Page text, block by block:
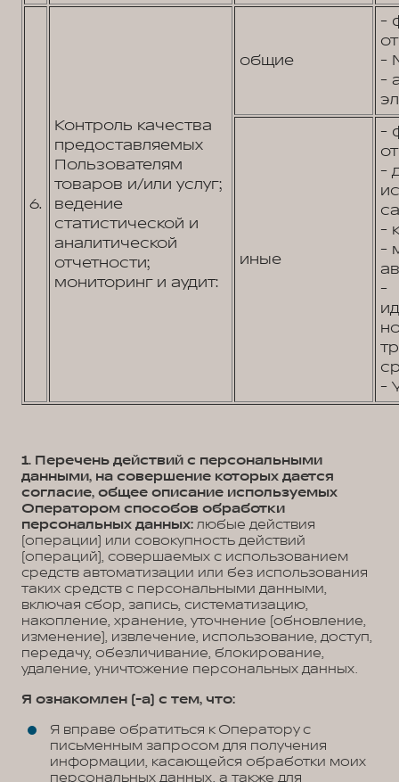
6.
Контроль качества
предоставляемых
Пользователям
товаров и/или услуг;
ведение
статистической и
аналитической
отчетности;
мониторинг и аудит:
общие
-
-
-
иные
-
-
-
-
-
-
1. Перечень действий с персональными
данными, на совершение которых дается
согласие, общее описание используемых
Оператором способов обработки
персональных данных: любые действия
(операции) или совокупность действий
(операций), совершаемых с использованием
средств автоматизации или без использования
таких средств с персональными данными,
включая сбор, запись, систематизацию,
накопление, хранение, уточнение (обновление,
изменение), извлечение, использование, доступ,
передачу, обезличивание, блокирование,
удаление, уничтожение персональных данных.
Я ознакомлен (-а) с тем, что:
Я вправе обратиться к Оператору с
письменным запросом для получения
информации, касающейся обработки моих
персональных данных, а также для